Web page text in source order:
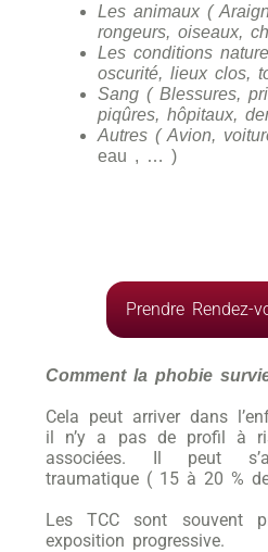
Les animaux (
rongeurs, oiseaux,
Les conditions
oscurité, lieux clos,
Sang ( Blessures,
piqûres, hôpitaux,
Autres ( Avion,
eau , … )
Prendre Rendez-
Comment la phobie
Cela peut arriver dans
il n’y a pas de profil à
associées. Il peut
traumatique ( 15 à 20 %
Les TCC sont souvent
exposition progressive.